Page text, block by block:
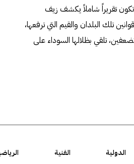
تكون تقريراً شاملاً يكشف زيف
تلك البلدان والقيم التي ترفعها،
تلقي بظلالها السوداء على
الدولية الفنية